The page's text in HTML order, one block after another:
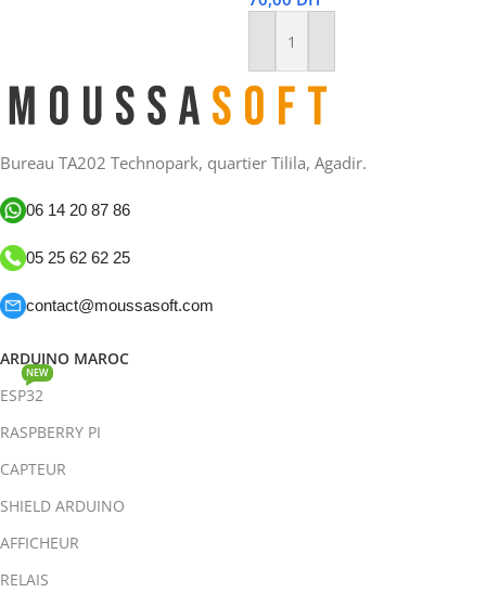
Ajouter Au Panier
Bureau TA202 Technopark, quartier Tilila, Agadir.
06 14 20 87 86
05 25 62 62 25
contact@moussasoft.com
ARDUINO MAROC
ESP32
NEW
RASPBERRY PI
CAPTEUR
SHIELD ARDUINO
AFFICHEUR
RELAIS